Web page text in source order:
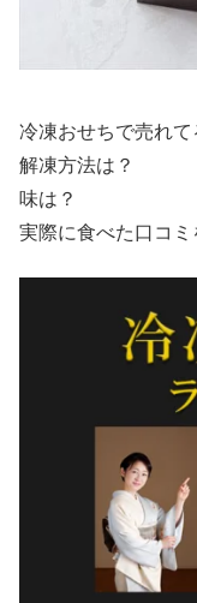
冷凍おせちで売れて
解凍方法は？
味は？
実際に食べた口コ